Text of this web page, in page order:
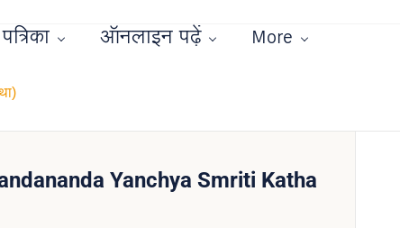
ऑनलाइन पढ़ें More
Yanchya Smriti Katha